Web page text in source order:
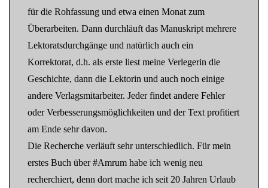
für die Rohfassung und etwa einen Monat zum
Überarbeiten. Dann durchläuft das Manuskript mehrere
Lektoratsdurchgänge und natürlich auch ein
Korrektorat, d.h. als erste liest meine Verlegerin die
Geschichte, dann die Lektorin und auch noch einige
andere Verlagsmitarbeiter. Jeder findet andere Fehler
oder Verbesserungsmöglichkeiten und der Text profitiert
am Ende sehr davon.
Die Recherche verläuft sehr unterschiedlich. Für mein
erstes Buch über #Amrum habe ich wenig neu
recherchiert, denn dort mache ich seit 20 Jahren Urlaub